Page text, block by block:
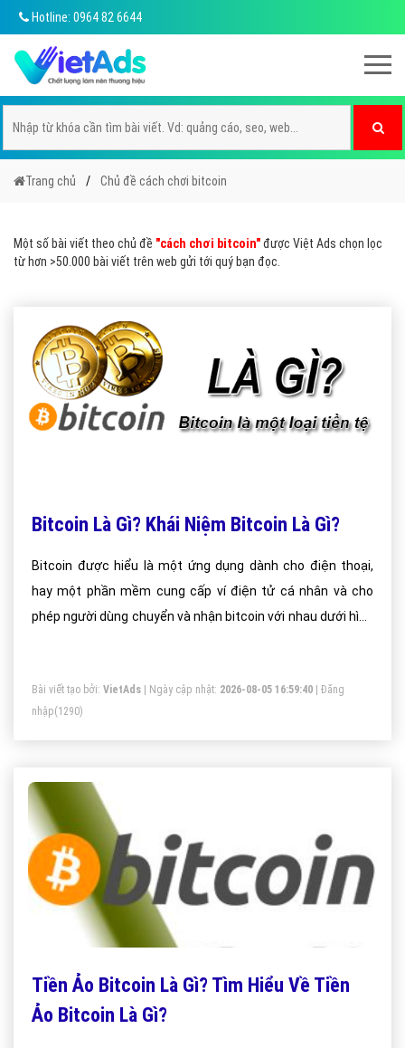
Hotline: 0964 82 6644
Trang chủ Chủ đề cách chơi bitcoin
Một số bài viết theo chủ đề "cách chơi bitcoin"được Việt Ads chọn lọc
từ hơn >50.000 bài viết trên web gửi tới quý bạn đọc.
Bitcoin Là Gì? Khái Niệm Bitcoin Là Gì?
Bitcoin được hiểu là một ứng dụng dành cho điện thoại,
hay một phần mềm cung cấp ví điện tử cá nhân và cho
phép người dùng chuyển và nhận bitcoin với nhau dưới hình
Bài viết tạo bởi: VietAds | Ngày cập nhật: 2026-08-05 16:59:40
Đăng
nhập(1290)
Tiền Ảo Bitcoin Là Gì? Tìm Hiểu Về Tiền
Ảo Bitcoin Là Gì?